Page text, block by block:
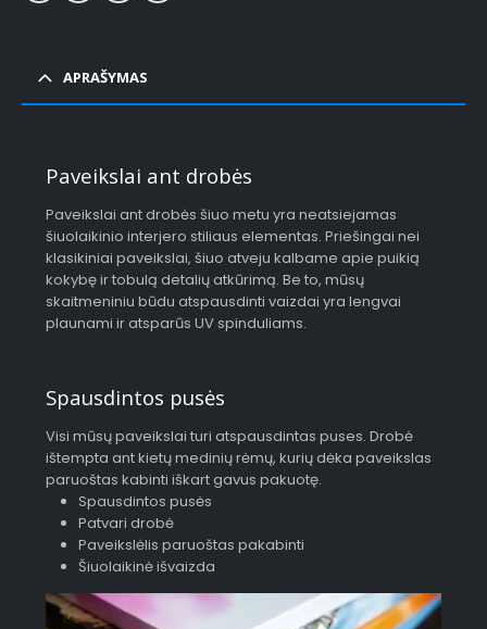
APRAŠYMAS
Paveikslai ant drobės
Paveikslai ant drobės šiuo metu yra neatsiejamas
šiuolaikinio interjero stiliaus elementas. Priešingai nei
klasikiniai paveikslai, šiuo atveju kalbame apie puikią
kokybę ir tobulą detalių atkūrimą. Be to, mūsų
skaitmeniniu būdu atspausdinti vaizdai yra lengvai
plaunami ir atsparūs UV spinduliams.
Spausdintos pusės
Visi mūsų paveikslai turi atspausdintas puses. Drobė
ištempta ant kietų medinių rėmų, kurių dėka paveikslas
paruoštas kabinti iškart gavus pakuotę.
Spausdintos pusės
Patvari drobė
Paveikslėlis paruoštas pakabinti
Šiuolaikinė išvaizda